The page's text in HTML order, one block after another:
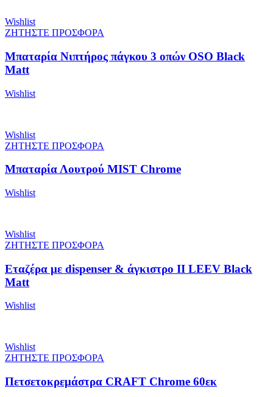
Wishlist
ΖΗΤΗΣΤΕ ΠΡΟΣΦΟΡΑ
Μπαταρία Νιπτήρος πάγκου 3 οπών OSO Black
Matt
Wishlist
Wishlist
ΖΗΤΗΣΤΕ ΠΡΟΣΦΟΡΑ
Μπαταρία Λουτρού MIST Chrome
Wishlist
Wishlist
ΖΗΤΗΣΤΕ ΠΡΟΣΦΟΡΑ
Εταζέρα με dispenser & άγκιστρο ΙΙ LEEV Black
Matt
Wishlist
Wishlist
ΖΗΤΗΣΤΕ ΠΡΟΣΦΟΡΑ
Πετσετοκρεμάστρα CRAFT Chrome 60εκ